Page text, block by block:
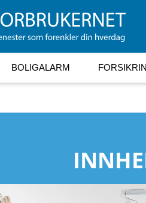
BOLIGALARM